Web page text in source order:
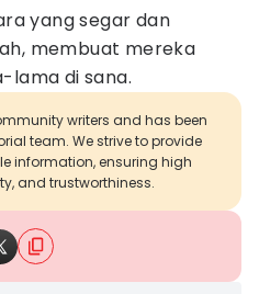
yang segar dan
membuat mereka
lama di sana.
writers and has been
team. We strive to provide
information, ensuring high
and trustworthiness.